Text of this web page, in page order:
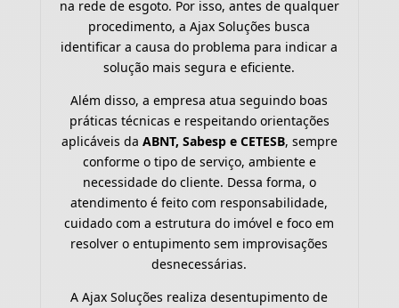
na rede de esgoto. Por isso, antes de qualquer
procedimento, a Ajax Soluções busca
identificar a causa do problema para indicar a
solução mais segura e eficiente.
Além disso, a empresa atua seguindo boas
práticas técnicas e respeitando orientações
aplicáveis da ABNT, Sabesp e CETESB, sempre
conforme o tipo de serviço, ambiente e
necessidade do cliente. Dessa forma, o
atendimento é feito com responsabilidade,
cuidado com a estrutura do imóvel e foco em
resolver o entupimento sem improvisações
desnecessárias.
A Ajax Soluções realiza desentupimento de